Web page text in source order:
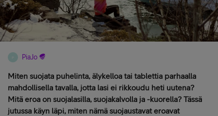
PiaJo
Miten suojata puhelinta, älykelloa tai tablettia parhaalla
mahdollisella tavalla, jotta lasi ei rikkoudu heti uutena?
Mitä eroa on suojalasilla, suojakalvolla ja -kuorella? Tässä
jutussa käyn läpi, miten nämä suojaustavat eroavat